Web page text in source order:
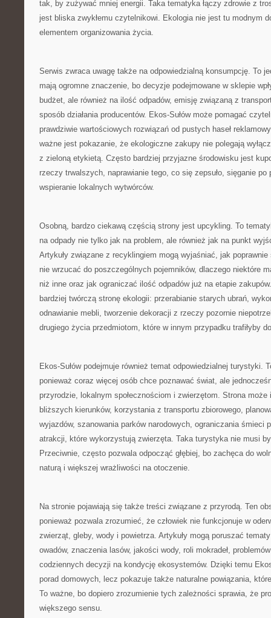
tak, by zużywać mniej energii. Taka tematyka łączy zdrowie z
jest bliska zwykłemu czytelnikowi. Ekologia nie jest tu modnym
elementem organizowania życia.
Serwis zwraca uwagę także na odpowiedzialną konsumpcję. To
mają ogromne znaczenie, bo decyzje podejmowane w sklepie
budżet, ale również na ilość odpadów, emisję związaną z
sposób działania producentów. Ekos-Sułów może pomagać
prawdziwie wartościowych rozwiązań od pustych haseł
ważne jest pokazanie, że ekologiczne zakupy nie polegają
z zieloną etykietą. Często bardziej przyjazne środowisku jest
rzeczy trwalszych, naprawianie tego, co się zepsuło, sięganie po
wspieranie lokalnych wytwórców.
Osobną, bardzo ciekawą częścią strony jest upcykling. To
na odpady nie tylko jak na problem, ale również jak na punkt
Artykuły związane z recyklingiem mogą wyjaśniać, jak
nie wrzucać do poszczególnych pojemników, dlaczego niektóre
niż inne oraz jak ograniczać ilość odpadów już na etapie
bardziej twórczą stronę ekologii: przerabianie starych ubrań,
odnawianie mebli, tworzenie dekoracji z rzeczy pozornie
drugiego życia przedmiotom, które w innym przypadku trafiłyby
Ekos-Sułów podejmuje również temat odpowiedzialnej turystyki.
ponieważ coraz więcej osób chce poznawać świat, ale
przyrodzie, lokalnym społecznościom i zwierzętom. Strona może
bliższych kierunków, korzystania z transportu zbiorowego,
wyjazdów, szanowania parków narodowych, ograniczania śmieci
atrakcji, które wykorzystują zwierzęta. Taka turystyka nie musi
Przeciwnie, często pozwala odpocząć głębiej, bo zachęca do
naturą i większej wrażliwości na otoczenie.
Na stronie pojawiają się także treści związane z przyrodą. Ten
ponieważ pozwala zrozumieć, że człowiek nie funkcjonuje w
zwierząt, gleby, wody i powietrza. Artykuły mogą poruszać
owadów, znaczenia lasów, jakości wody, roli mokradeł,
codziennych decyzji na kondycję ekosystemów. Dzięki temu
porad domowych, lecz pokazuje także naturalne powiązania,
To ważne, bo dopiero zrozumienie tych zależności sprawia, że
większego sensu.